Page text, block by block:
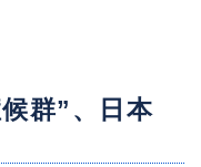
群”、日本